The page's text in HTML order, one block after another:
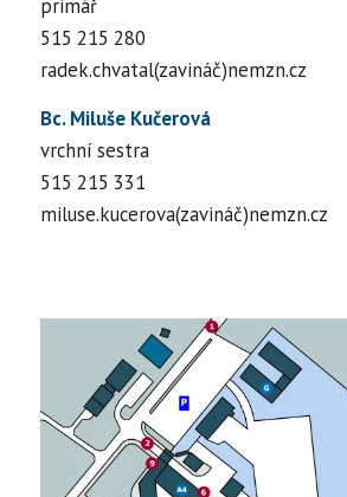
primář
515 215 280
radek.chvatal(zavináč)nemzn.cz
Bc. Miluše Kučerová
vrchní sestra
515 215 331
miluse.kucerova(zavináč)nemzn.cz